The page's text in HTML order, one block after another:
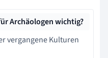
Archäologen wichtig?
vergangene Kulturen